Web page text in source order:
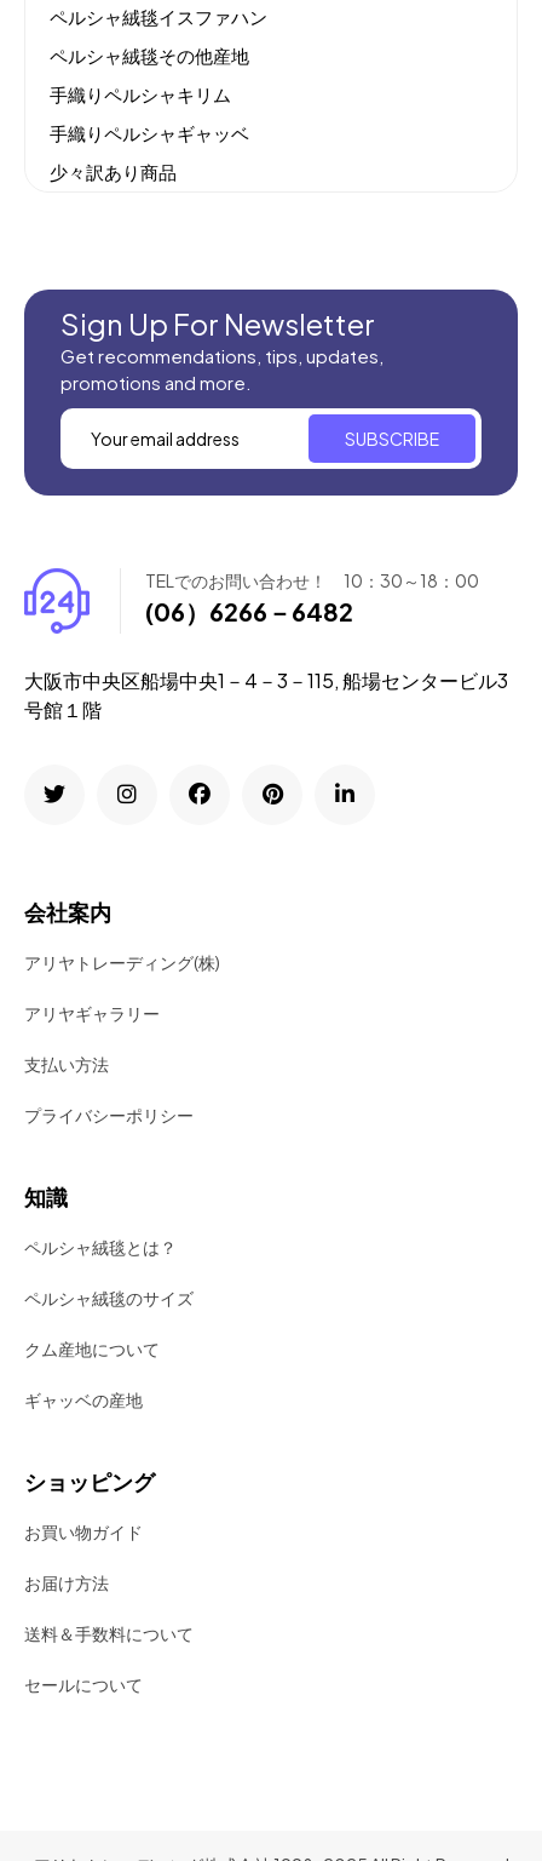
ペルシャ絨毯イスファハン
ペルシャ絨毯その他産地
手織りペルシャキリム
手織りペルシャギャッベ
少々訳あり商品
新商品入荷
Sign Up For Newsletter
Get recommendations, tips, updates,
promotions and more.
SUBSCRIBE
TELでのお問い合わせ！ 10：30～18：00
(06）6266－6482
大阪市中央区船場中央1－4－3－115, 船場センタービル3
号館１階
会社案内
アリヤトレーディング(株)
アリヤギャラリー
支払い方法
プライバシーポリシー
知識
ペルシャ絨毯とは？
ペルシャ絨毯のサイズ
クム産地について
ギャッベの産地
ショッピング
お買い物ガイド
お届け方法
送料＆手数料について
セールについて